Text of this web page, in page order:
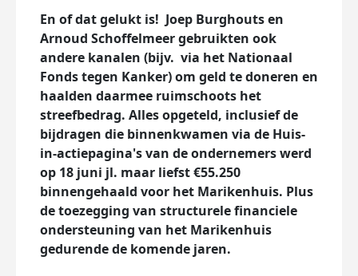
En of dat gelukt is! Joep Burghouts en
Arnoud Schoffelmeer gebruikten ook
andere kanalen (bijv. via het Nationaal
Fonds tegen Kanker) om geld te doneren en
haalden daarmee ruimschoots het
streefbedrag. Alles opgeteld, inclusief de
bijdragen die binnenkwamen via de Huis-
in-actiepagina's van de ondernemers werd
op 18 juni jl. maar liefst €55.250
binnengehaald voor het Marikenhuis. Plus
de toezegging van structurele financiele
ondersteuning van het Marikenhuis
gedurende de komende jaren.